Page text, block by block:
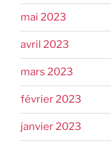
mai 2023
avril 2023
mars 2023
février 2023
janvier 2023